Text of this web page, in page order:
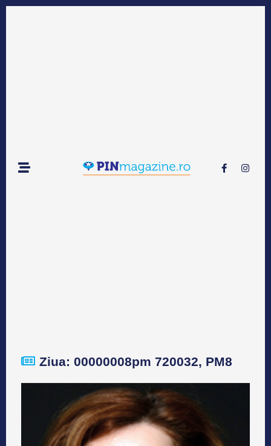
Ziua: 00000008pm 720032, PM8